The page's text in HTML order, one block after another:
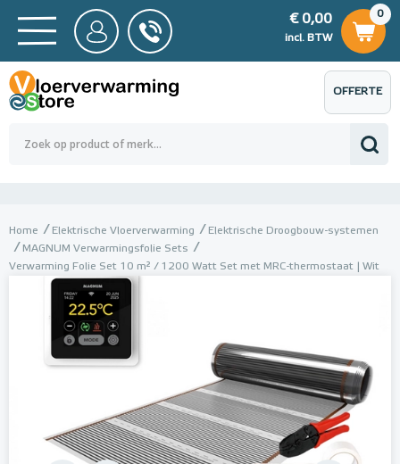
BTW
0,00
0
€ 0,00
incl. BTW
€ 0,00
OFFERTE
AANVRAGEN
Home Elektrische Vloerverwarming
Elektrische Droogbouw-systemen
MAGNUM Verwarmingsfolie Sets
Verwarming Folie Set 10 m² / 1200 Watt Set met MRC-thermostaat | Wit